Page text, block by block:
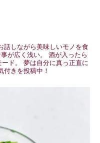
話しながら美味しいモノを食
が広く浅い。
酒が入ったら
ド。
夢は自分に真っ正直に
付きを投稿中！